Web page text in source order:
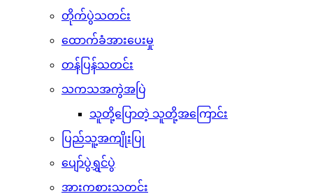
တိုက်ပွဲသတင်း
ထောက်ခံအားပေးမှု
တန်ပြန်သတင်း
သကသအကွဲအပြဲ
သူတို့ပြောတဲ့ သူတို့အကြောင်း
ပြည်သူ့အကျိုးပြု
ပျော်ပွဲရွှင်ပွဲ
အားကစားသတင်း